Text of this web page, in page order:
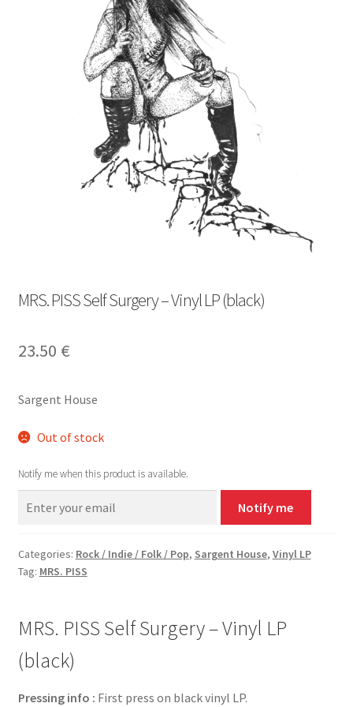
MRS. PISS Self Surgery – Vinyl LP (black)
23.50 €
Sargent House
Out of stock
Notify me when this product is available.
Notify me
Categories: Rock / Indie / Folk / Pop, Sargent House, Vinyl LP
Tag: MRS. PISS
MRS. PISS Self Surgery – Vinyl LP
(black)
Pressing info : First press on black vinyl LP.